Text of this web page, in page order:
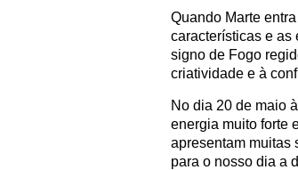
Quando Marte
características e as
signo de Fogo
criatividade e à
No dia 20 de maio
energia muito forte
apresentam muitas
para o nosso dia a